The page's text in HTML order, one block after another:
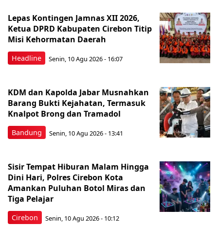
Headline
Lepas Kontingen Jamnas XII 2026,
Ketua DPRD Kabupaten Cirebon Titip
Misi Kehormatan Daerah
Senin, 10 Agu 2026 - 16:07
Bandung
KDM dan Kapolda Jabar Musnahkan
Barang Bukti Kejahatan, Termasuk
Knalpot Brong dan Tramadol
Senin, 10 Agu 2026 - 13:41
Cirebon
Sisir Tempat Hiburan Malam Hingga
Dini Hari, Polres Cirebon Kota
Amankan Puluhan Botol Miras dan
Tiga Pelajar
Senin, 10 Agu 2026 - 10:12